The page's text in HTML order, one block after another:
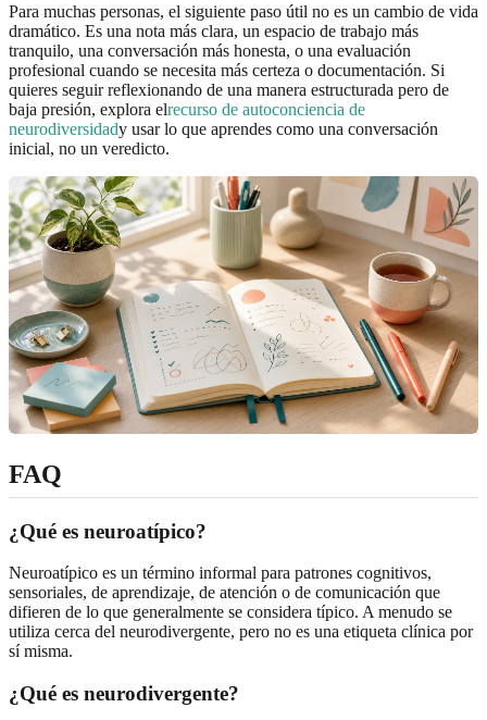
Para muchas personas, el siguiente paso útil no es un cambio de vida
dramático. Es una nota más clara, un espacio de trabajo más
tranquilo, una conversación más honesta, o una evaluación
profesional cuando se necesita más certeza o documentación. Si
quieres seguir reflexionando de una manera estructurada pero de
baja presión, explora elrecurso de autoconciencia de
neurodiversidady usar lo que aprendes como una conversación
inicial, no un veredicto.
FAQ
¿Qué es neuroatípico?
Neuroatípico es un término informal para patrones cognitivos,
sensoriales, de aprendizaje, de atención o de comunicación que
difieren de lo que generalmente se considera típico. A menudo se
utiliza cerca del neurodivergente, pero no es una etiqueta clínica por
sí misma.
¿Qué es neurodivergente?